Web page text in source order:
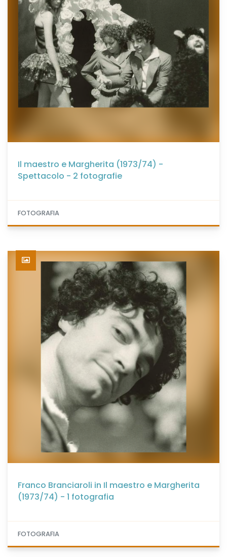
Il maestro e Margherita (1973/74) -
Spettacolo - 2 fotografie
FOTOGRAFIA
Franco Branciaroli in Il maestro e Margherita
(1973/74) - 1 fotografia
FOTOGRAFIA